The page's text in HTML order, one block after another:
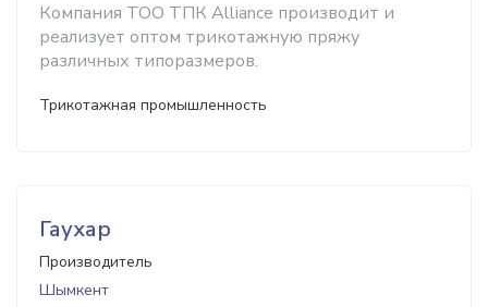
Компания ТОО ТПК Alliance производит и
реализует оптом трикотажную пряжу
различных типоразмеров.
Трикотажная промышленность
Гаухар
Производитель
Шымкент